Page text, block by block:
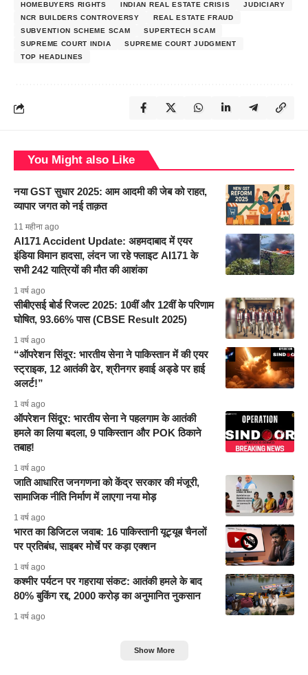
HOMEBUYERS RIGHTS
INDIAN REAL ESTATE CRISIS
JUDICIARY
NCR BUILDERS CONTROVERSY
REAL ESTATE FRAUD
SUBVENTION SCHEME SCAM
SUPERTECH SCAM
SUPREME COURT INDIA
SUPREME COURT JUDGMENT
TOP HEADLINES
You Might also Like
नया GST सुधार 2025: आम आदमी की जेब को राहत,
व्यापार जगत को नई ताक़त
11 महीना ago
AI171 Accident Update: अहमदाबाद में एयर
इंडिया विमान हादसा, लंदन जा रहे फ्लाइट AI171 के
सभी 242 यात्रियों की मौत की आशंका
1 वर्ष ago
सीबीएसई बोर्ड रिजल्ट 2025: 10वीं और 12वीं के परिणाम
घोषित, 93.66% पास (CBSE Result 2025)
1 वर्ष ago
“ऑपरेशन सिंदूर: भारतीय सेना ने पाकिस्तान में की एयर
स्ट्राइक, 12 आतंकी ढेर, श्रीनगर हवाई अड्डे पर हाई
अलर्ट!”
1 वर्ष ago
ऑपरेशन सिंदूर: भारतीय सेना ने पहलगाम के आतंकी
हमले का लिया बदला, 9 पाकिस्तान और POK ठिकाने
तबाह!
1 वर्ष ago
जाति आधारित जनगणना को केंद्र सरकार की मंजूरी,
सामाजिक नीति निर्माण में लाएगा नया मोड़
1 वर्ष ago
भारत का डिजिटल जवाब: 16 पाकिस्तानी यूट्यूब चैनलों
पर प्रतिबंध, साइबर मोर्चे पर कड़ा एक्शन
1 वर्ष ago
कश्मीर पर्यटन पर गहराया संकट: आतंकी हमले के बाद
80% बुकिंग रद्द, 2000 करोड़ का अनुमानित नुकसान
1 वर्ष ago
Show More